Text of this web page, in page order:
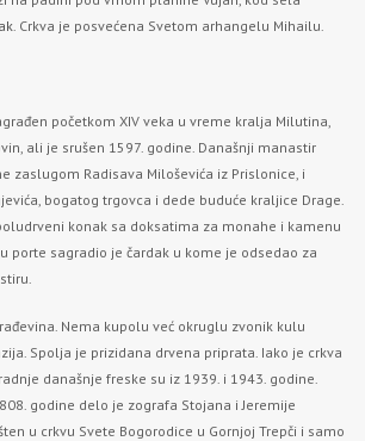
. Crkva je posvećena Svetom arhangelu Mihailu.
početkom XIV veka u vreme kralja Milutina,
ali je srušen 1597. godine. Današnji manastir
zaslugom Radisava Miloševića iz Prislonice, i
bogatog trgovca i dede buduće kraljice Drage.
konak sa doksatima za monahe i kamenu
porte sagradio je čardak u kome je odsedao za
Nema kupolu već okruglu zvonik kulu
Spolja je prizidana drvena priprata. Iako je crkva
današnje freske su iz 1939. i 1943. godine.
godine delo je zografa Stojana i Jeremije
u crkvu Svete Bogorodice u Gornjoj Trepči i samo